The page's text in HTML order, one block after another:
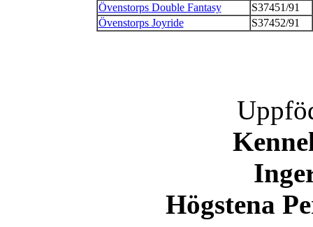
Övenstorps Double Fantasy
S37451/91
Övenstorps Joyride
S37452/91
Högstena